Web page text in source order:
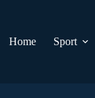
Home
Sport